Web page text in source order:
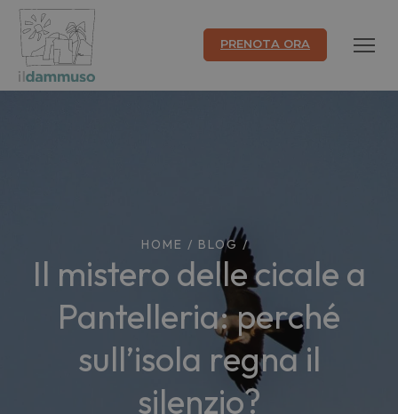
PRENOTA ORA
HOME / BLOG /
Il mistero delle cicale a
Pantelleria: perché
sull’isola regna il
silenzio?